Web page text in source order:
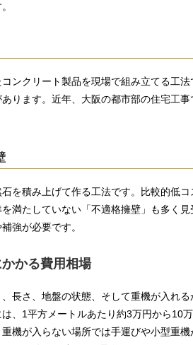
ンクリート製品を現場で組み立てる工
ります。近年、大阪の都市部の住宅工
を積み上げて作る工法です。比較的低
満たしていない「不適格擁壁」も多く
強が必要です。
かる費用相場
長さ、地盤の状態、そして重機が入れ
、1平方メートルあたり約3万円から10
機が入らない場所では手運びや小型重